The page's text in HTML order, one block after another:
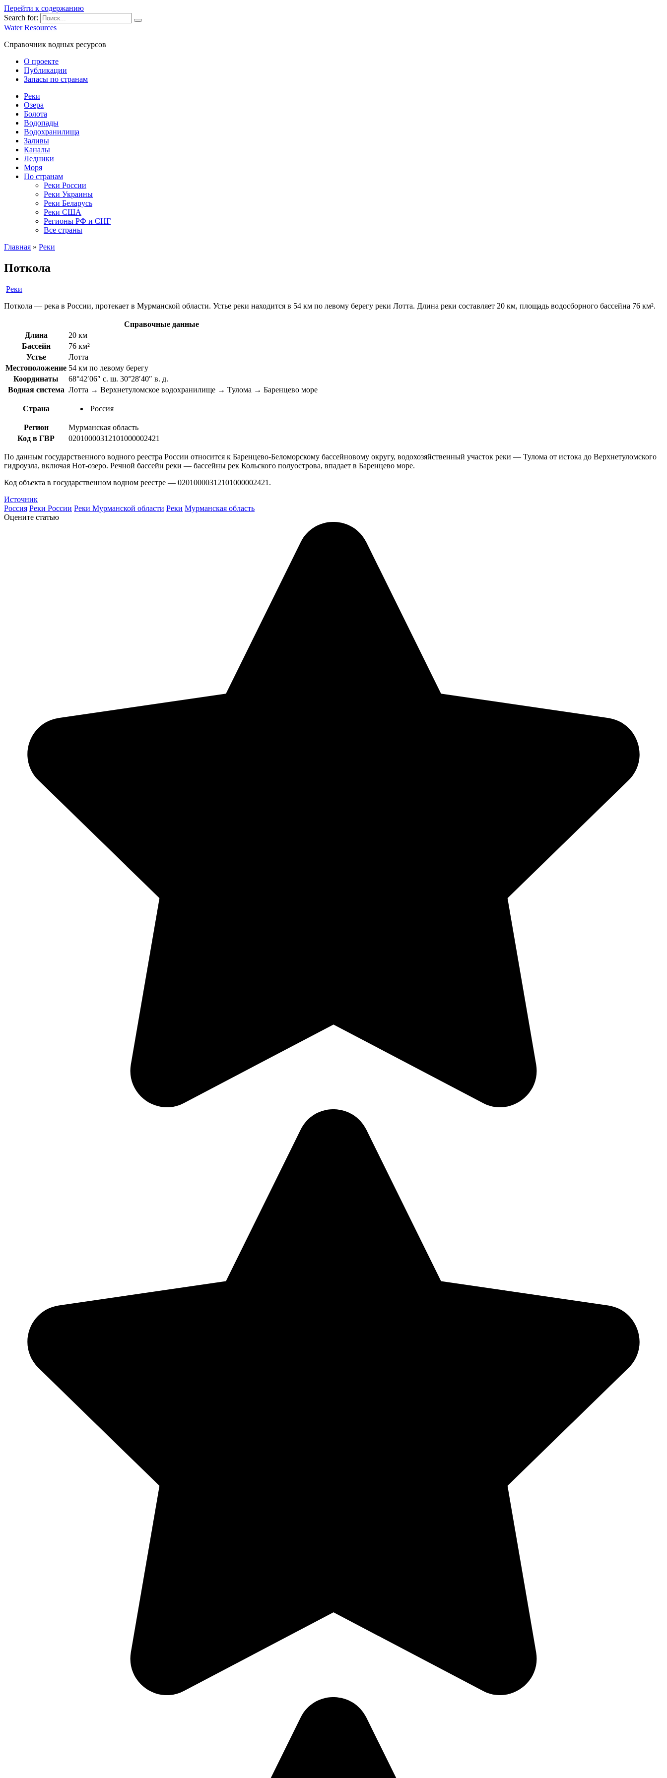
Перейти к содержанию
Search for:
Water Resources
Справочник водных ресурсов
О проекте
Публикации
Запасы по странам
Реки
Озера
Болота
Водопады
Водохранилища
Заливы
Каналы
Ледники
Моря
По странам
Реки России
Реки Украины
Реки Беларусь
Реки США
Регионы РФ и СНГ
Все страны
Главная » Реки
Поткола
Реки
Поткола — река в России, протекает в Мурманской области. Устье реки находится в 54 км по левому берегу реки Лотта. Длина реки составляет 20 км, площадь водосборного бассейна 76 км².
Справочные данные
Длина
20 км
Бассейн
76 км²
Устье
Лотта
Местоположение 54 км по левому берегу
Координаты
68°42′06″ с. ш. 30°28′40″ в. д.
Водная система Лотта → Верхнетуломское водохранилище → Тулома → Баренцево море
Страна Россия
Регион
Мурманская область
Код в ГВР
02010000312101000002421
По данным государственного водного реестра России относится к Баренцево-Беломорскому бассейновому округу, водохозяйственный участок реки — Тулома от истока до Верхнетуломского
гидроузла, включая Нот-озеро. Речной бассейн реки — бассейны рек Кольского полуострова, впадает в Баренцево море.
Код объекта в государственном водном реестре — 02010000312101000002421.
Источник
Россия Реки России Реки Мурманской области Реки Мурманская область
Оцените статью